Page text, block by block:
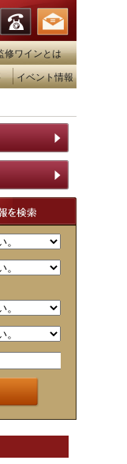
修ワインとは
イベント情報